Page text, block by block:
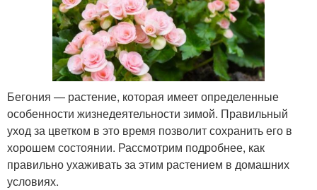
Бегония — растение, которая имеет определенные
особенности жизнедеятельности зимой. Правильный
уход за цветком в это время позволит сохранить его в
хорошем состоянии. Рассмотрим подробнее, как
правильно ухаживать за этим растением в домашних
условиях.